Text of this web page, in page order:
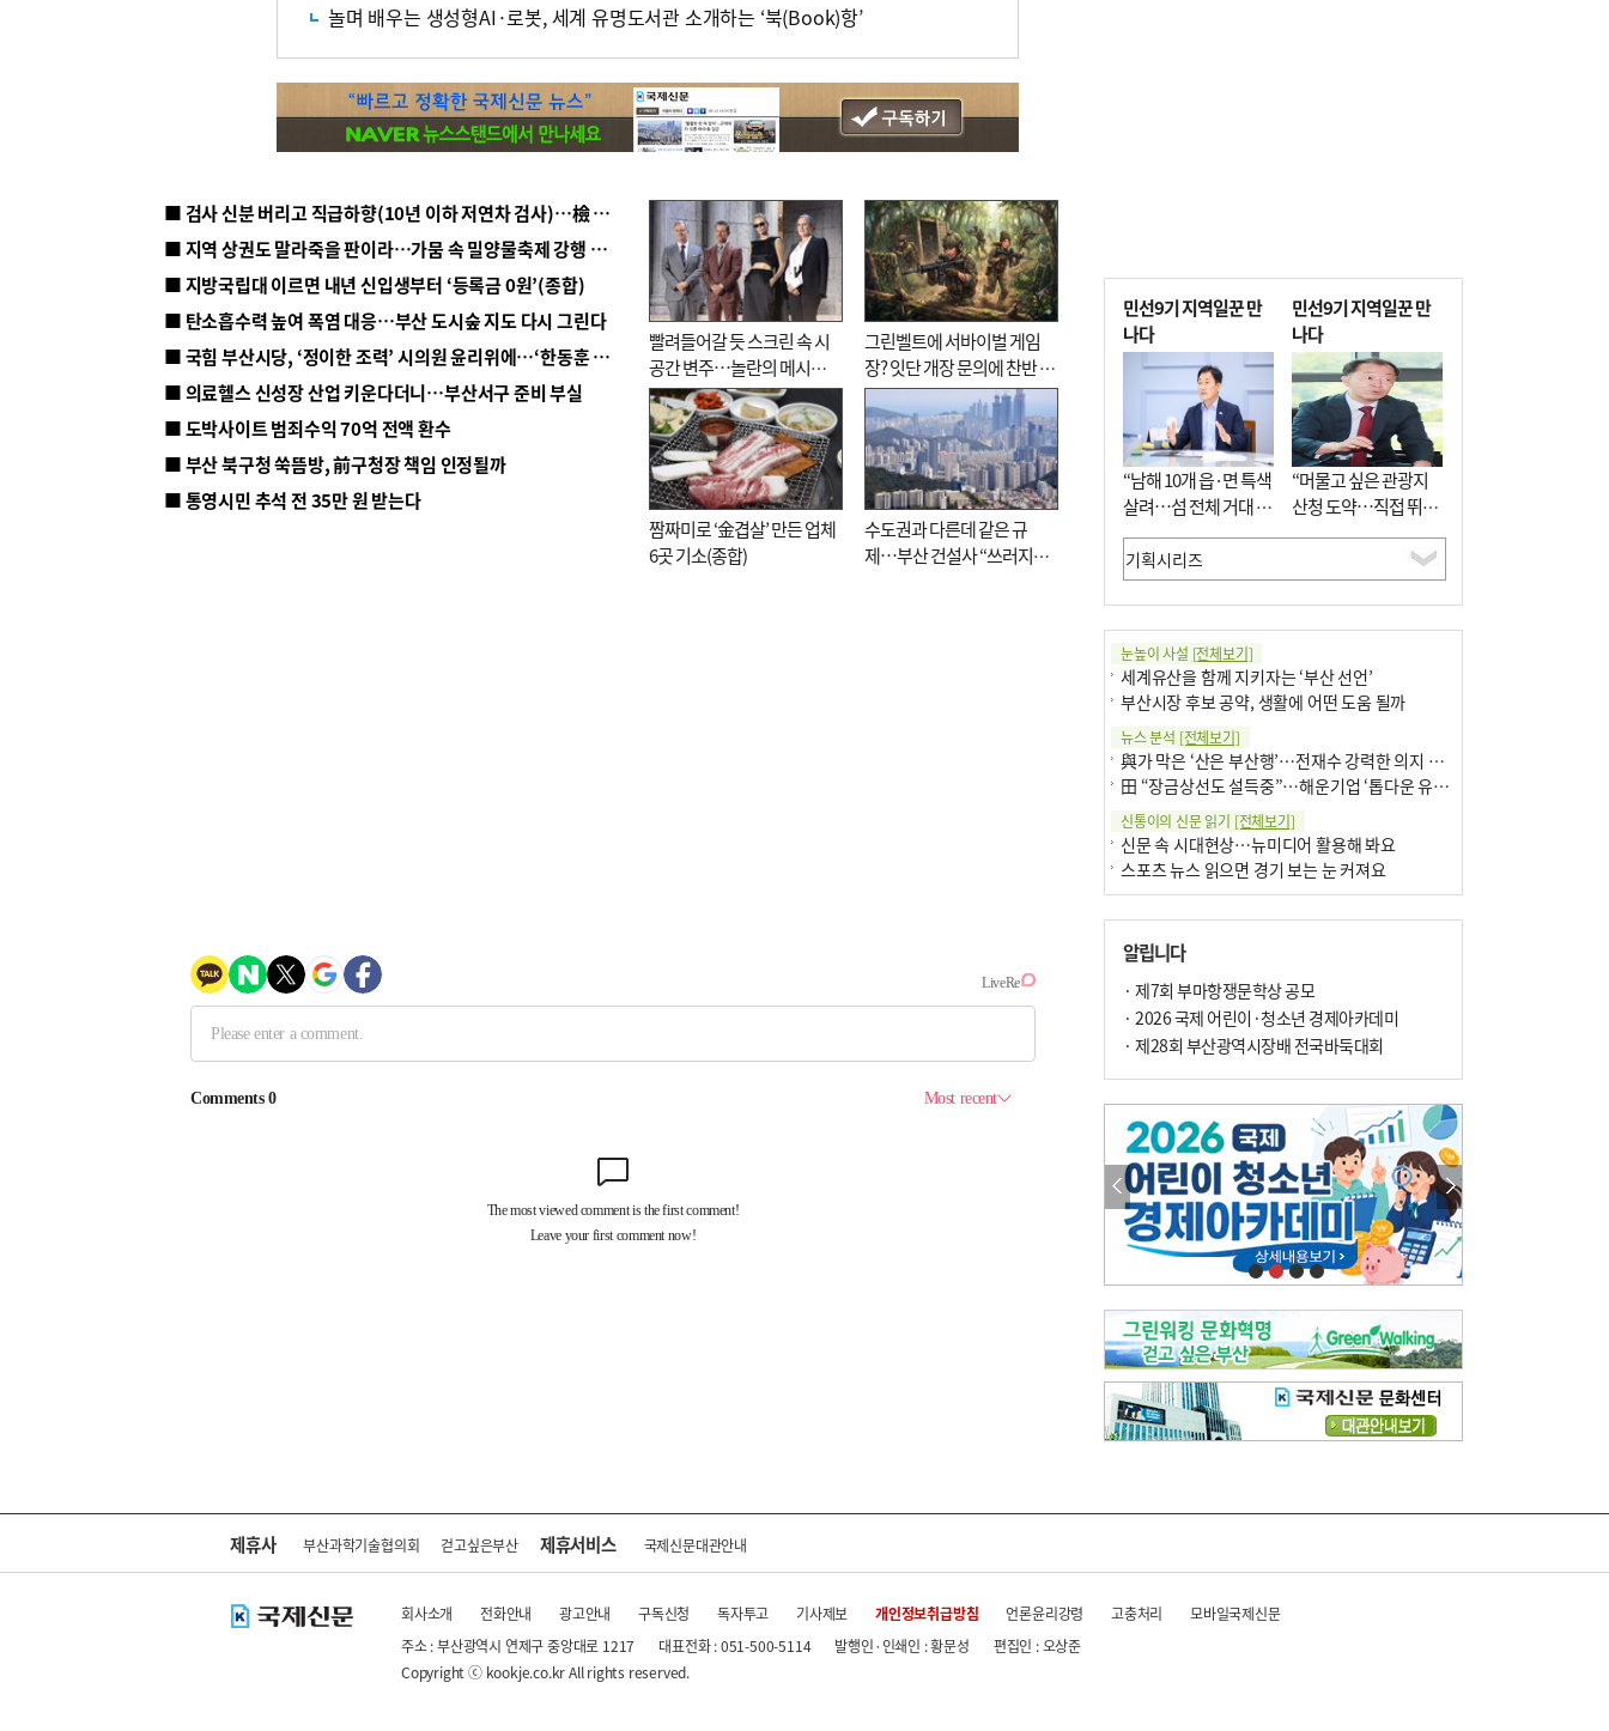
놀며 배우는 생성형AI·로봇, 세계 유명도서관 소개하는 ‘북(Book)항’
■ 검사 신분 버리고 직급하향(10년 이하 저연차 검사)…檢 중수청행 기피
■ 지역 상권도 말라죽을 판이라…가뭄 속 밀양물축제 강행 논란
■ 지방국립대 이르면 내년 신입생부터 ‘등록금 0원’(종합)
■ 탄소흡수력 높여 폭염 대응…부산 도시숲 지도 다시 그린다
■ 국힘 부산시당, ‘정이한 조력’ 시의원 윤리위에…‘한동훈 지지’도 신고접수
■ 의료헬스 신성장 산업 키운다더니…부산서구 준비 부실
■ 도박사이트 범죄수익 70억 전액 환수
■ 부산 북구청 쑥뜸방, 前구청장 책임 인정될까
■ 통영시민 추석 전 35만 원 받는다
빨려들어갈 듯 스크린 속 시
공간 변주…놀란의 메시지
는 ‘전쟁 속죄’
그린벨트에 서바이벌 게임
장? 잇단 개장 문의에 찬반 논
쟁
짬짜미로 ‘金겹살’ 만든 업체
6곳 기소(종합)
수도권과 다른데 같은 규
제…부산 건설사 “쓰러지기
민선9기 지역일꾼 만
나다
“남해 10개 읍·면 특색
살려…섬 전체 거대 정
원으로 조성”
민선9기 지역일꾼 만
나다
“머물고 싶은 관광지
산청 도약…직접 뛰며
‘돈 버는 군수’ 될 것”
눈높이 사설 [전체보기]
세계유산을 함께 지키자는 ‘부산 선언’
부산시장 후보 공약, 생활에 어떤 도움 될까
뉴스 분석 [전체보기]
與가 막은 ‘산은 부산행’…전재수 강력한 의지 표명 없인 공염불
田 “장금상선도 설득중”…해운기업 ‘톱다운 유치전’ 가속
신통이의 신문 읽기 [전체보기]
신문 속 시대현상…뉴미디어 활용해 봐요
스포츠 뉴스 읽으면 경기 보는 눈 커져요
구·군 승진 축하화분 관행 없애자니 소상공인 울상
팩트체크 [전체보기]
서산 간월암
한 손 뉴스[전체보기]
골목 맛집 발굴 고메 셀렉션…부산시, 페스티벌 시월 연계
이란 공습 경고·취소 되풀이…오락가락 트럼프 비꼰 ‘타코’
오늘의 날씨-[전체보기]
오늘의 날씨- 2026년 8월 6일
오늘의 날씨- 2026년 8월 5일
우리 결혼해요-[전체보기]
우리 결혼해요- 김홍윤·정세빈 커플
알립니다
· 제7회 부마항쟁문학상 공모
· 2026 국제 어린이·청소년 경제아카데미
· 제28회 부산광역시장배 전국바둑대회
제휴사 부산과학기술협의회 걷고싶은부산 제휴서비스 국제신문대관안내
회사소개 전화안내 광고안내 구독신청 독자투고 기사제보 개인정보취급방침 언론윤리강령 고충처리
모바일국제신문
주소 : 부산광역시 연제구 중앙대로 1217
대표전화 : 051-500-5114 발행인·인쇄인 : 황문성
편집인 : 오상준
Copyright ⓒ kookje.co.kr All rights reserved.